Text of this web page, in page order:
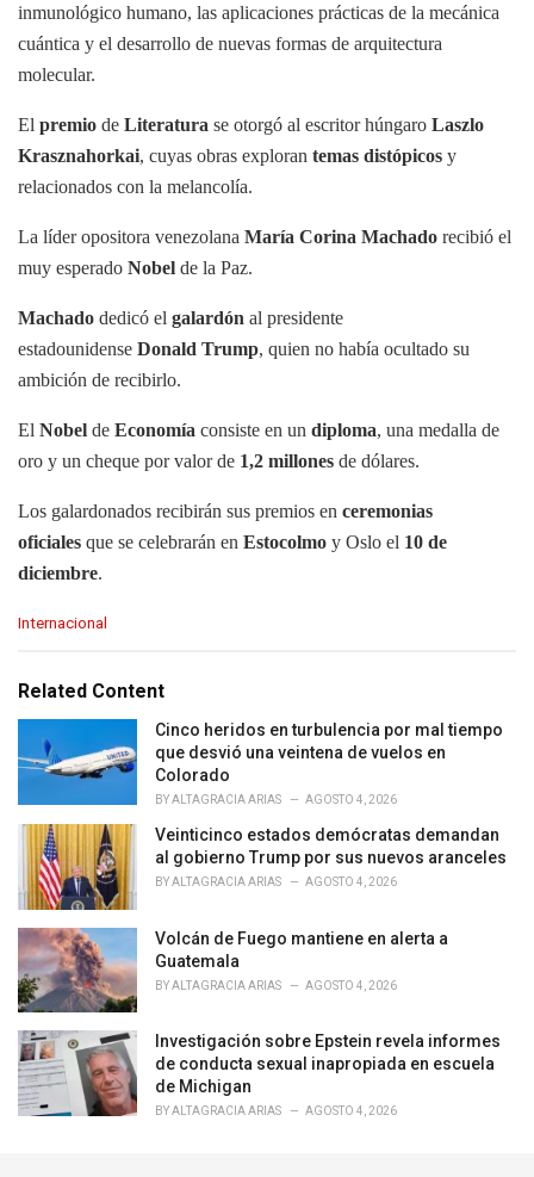
inmunológico humano, las aplicaciones prácticas de la mecánica
cuántica y el desarrollo de nuevas formas de arquitectura
molecular.
El premio de Literatura se otorgó al escritor húngaro Laszlo
Krasznahorkai, cuyas obras exploran temas distópicos y
relacionados con la melancolía.
La líder opositora venezolana María Corina Machado recibió el
muy esperado Nobel de la Paz.
Machado dedicó el galardón al presidente
estadounidense Donald Trump, quien no había ocultado su
ambición de recibirlo.
El Nobel de Economía consiste en un diploma, una medalla de
oro y un cheque por valor de 1,2 millones de dólares.
Los galardonados recibirán sus premios en ceremonias
oficiales que se celebrarán en Estocolmo y Oslo el 10 de
diciembre.
C
e
i
Internacional
Related Content
Cinco heridos en turbulencia por mal tiempo
que desvió una veintena de vuelos en
Colorado
BYALTAGRACIA ARIAS AGOSTO 4, 2026
Veinticinco estados demócratas demandan
al gobierno Trump por sus nuevos aranceles
BYALTAGRACIA ARIAS AGOSTO 4, 2026
Volcán de Fuego mantiene en alerta a
Guatemala
BYALTAGRACIA ARIAS AGOSTO 4, 2026
Investigación sobre Epstein revela informes
de conducta sexual inapropiada en escuela
de Michigan
BYALTAGRACIA ARIAS AGOSTO 4, 2026